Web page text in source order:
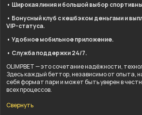
• Широкая линия и большой выбор
• Бонусный клуб с кешбэком деньгами и
VIP-статуса.
• Удобное мобильное приложение.
• Служба поддержки 24/7.
OLIMPBET — это сочетание надёжности,
Здесь каждый беттор, независимо от опыта,
себя формат пари и может быть уверен в
всех процессов.
Свернуть